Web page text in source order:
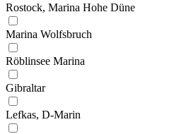
Rostock, Marina Hohe Düne
Marina Wolfsbruch
Röblinsee Marina
Gibraltar
Lefkas, D-Marin